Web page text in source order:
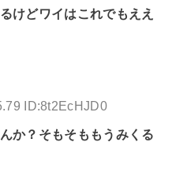
けどワイはこれでもええ
ID:8t2EcHJD0
か？そもそももうみくる